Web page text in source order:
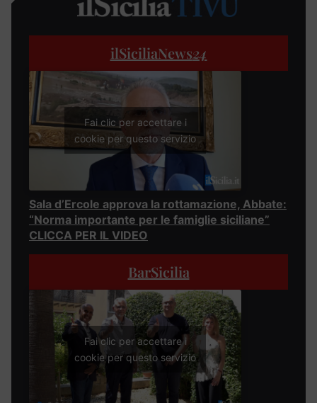
ilSiciliaNews24
Fai clic per accettare i
cookie per questo servizio
Sala d’Ercole approva la rottamazione, Abbate:
“Norma importante per le famiglie siciliane”
CLICCA PER IL VIDEO
BarSicilia
Fai clic per accettare i
cookie per questo servizio